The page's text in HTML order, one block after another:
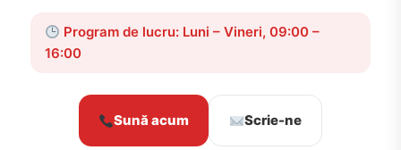
Program de lucru: Luni – Vineri, 09:00 –
16:00
Sună acum Scrie-ne